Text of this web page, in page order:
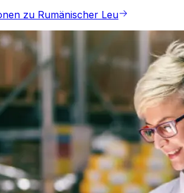
zu Rumänischer Leu